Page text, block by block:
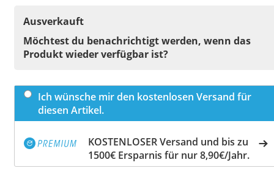
Ausverkauft
Möchtest du benachrichtigt werden, wenn das
Produkt wieder verfügbar ist?
Ich wünsche mir den kostenlosen Versand für
diesen Artikel.
KOSTENLOSER Versand und bis zu
1500€ Ersparnis für nur 8,90€/Jahr.